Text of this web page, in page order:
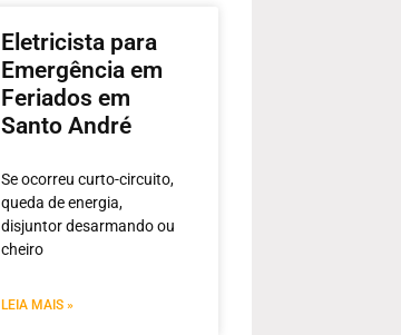
Eletricista para
Emergência em
Feriados em
Santo André
Se ocorreu curto-circuito,
queda de energia,
disjuntor desarmando ou
cheiro
LEIA MAIS »